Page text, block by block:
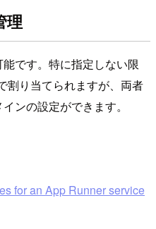
理
です。特に指定しない限
割り当てられますが、両者
ンの設定ができます。
for an App Runner service